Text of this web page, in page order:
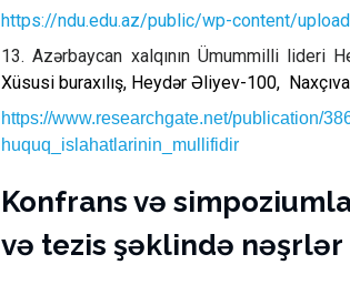
https://ndu.edu.az/public/wp-content/
13. Azərbaycan xalqının Ümummilli lideri
Xüsusi buraxılış, Heydər Əliyev-100,
https://www.researchgate.net/publication/
huquq_islahatlarinin_mullifidir
Konfrans və
və tezis şəklində nəşrlər